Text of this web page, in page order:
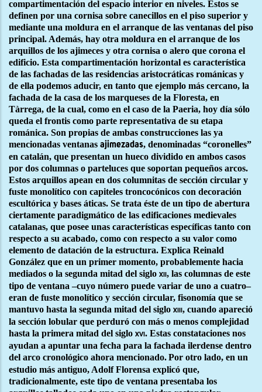
compartimentación del espacio interior en niveles. Estos se
definen por una cornisa sobre canecillos en el piso superior y
mediante una moldura en el arranque de las ventanas del piso
principal. Además, hay otra moldura en el arranque de los
arquillos de los ajimeces y otra cornisa o alero que corona el
edificio. Esta compartimentación horizontal es característica
de las fachadas de las residencias aristocráticas románicas y
de ella podemos aducir, en tanto que ejemplo más cercano, la
fachada de la casa de los marqueses de la Floresta, en
Tàrrega, de la cual, como en el caso de la Paeria, hoy día sólo
queda el frontis como parte representativa de su etapa
románica. Son propias de ambas construcciones las ya
mencionadas ventanas ajimezadas, denominadas “coronelles”
en catalán, que presentan un hueco dividido en ambos casos
por dos columnas o parteluces que soportan pequeños arcos.
Estos arquillos apean en dos columnitas de sección circular y
fuste monolítico con capiteles troncocónicos con decoración
escultórica y bases áticas. Se trata éste de un tipo de abertura
ciertamente paradigmático de las edificaciones medievales
catalanas, que posee unas características específicas tanto con
respecto a su acabado, como con respecto a su valor como
elemento de datación de la estructura. Explica Reinald
González que en un primer momento, probablemente hacia
mediados o la segunda mitad del siglo xii, las columnas de este
tipo de ventana –cuyo número puede variar de uno a cuatro–
eran de fuste monolítico y sección circular, fisonomía que se
mantuvo hasta la segunda mitad del siglo xiii, cuando apareció
la sección lobular que perduró con más o menos complejidad
hasta la primera mitad del siglo xvi. Estas constataciones nos
ayudan a apuntar una fecha para la fachada ilerdense dentro
del arco cronológico ahora mencionado.Por otro lado, en un
estudio más antiguo, Adolf Florensa explicó que,
tradicionalmente, este tipo de ventana presentaba los